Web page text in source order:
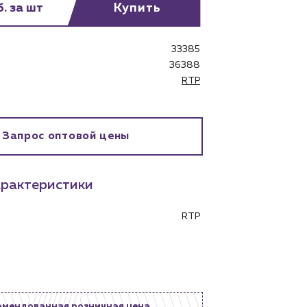
за шт Купить
33385
36388
RTP
Запрос оптовой цены
RTP